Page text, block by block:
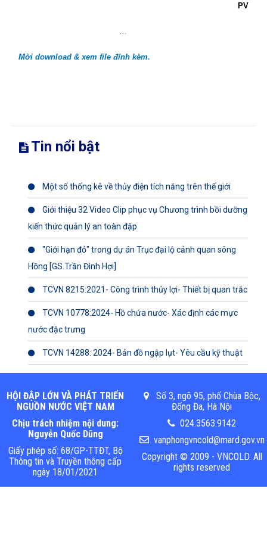
PV
Mời download & xem file đính kèm.
Tin nổi bật
Một số thống kê về thủy điện tích năng trên thế giới
Giới thiệu 32 Video Clip phục vụ Chương trình bồi dưỡng
kiến thức quản lý an toàn đập
"Giới hạn đỏ" trong dự án Trục đại lộ cảnh quan sông
Hồng [GS.Trần Đình Hợi]
TCVN 8215:2021- Công trình thủy lợi- Thiết bị quan trắc
TCVN 10778:2024- Hồ chứa nước- Xác định các mực
nước đặc trưng
TCVN 14288: 2024- Bản đồ ngập lụt- Yêu cầu kỹ thuật
HỘI ĐẬP LỚN VÀ PHÁT TRIỂN
NGUỒN NƯỚC VIỆT NAM
Chịu trách nhiệm nội dung:
Nguyễn Quốc Dũng
Giấy phép số: 68/GP-TTĐT, Bộ
Thông tin và Truyền thông cấp
ngày 18/01/2021
Số 3, ngõ 95, phố Chùa Bộc,
Đống Đa, Hà Nội
024.3563.9142
vanphongvncold@mard.gov.vn
Copyright © 2009 - VNCOLD. All
rights reserved